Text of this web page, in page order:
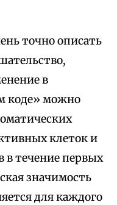
точно описать
в
коде» можно
клеток и
в течение первых
значимость
для каждого